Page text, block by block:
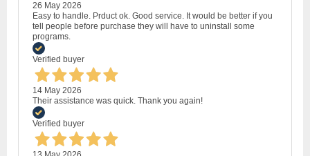
26 May 2026
Easy to handle. Prduct ok. Good service. It would be better if you
tell people before purchase they will have to uninstall some
programs.
Verified buyer
14 May 2026
Their assistance was quick. Thank you again!
Verified buyer